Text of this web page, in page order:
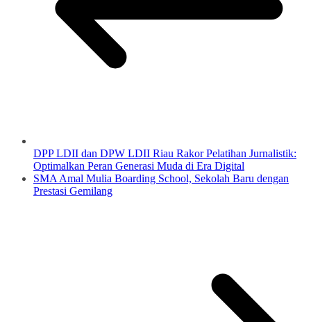
DPP LDII dan DPW LDII Riau Rakor Pelatihan Jurnalistik:
Optimalkan Peran Generasi Muda di Era Digital
SMA Amal Mulia Boarding School, Sekolah Baru dengan
Prestasi Gemilang